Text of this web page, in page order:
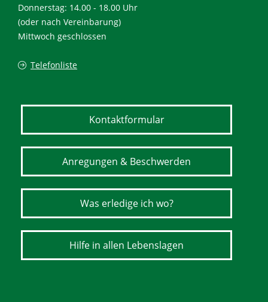
Donnerstag: 14.00 - 18.00 Uhr
(oder nach Vereinbarung)
Mittwoch geschlossen
Telefonliste
Kontaktformular
Anregungen & Beschwerden
Was erledige ich wo?
Hilfe in allen Lebenslagen